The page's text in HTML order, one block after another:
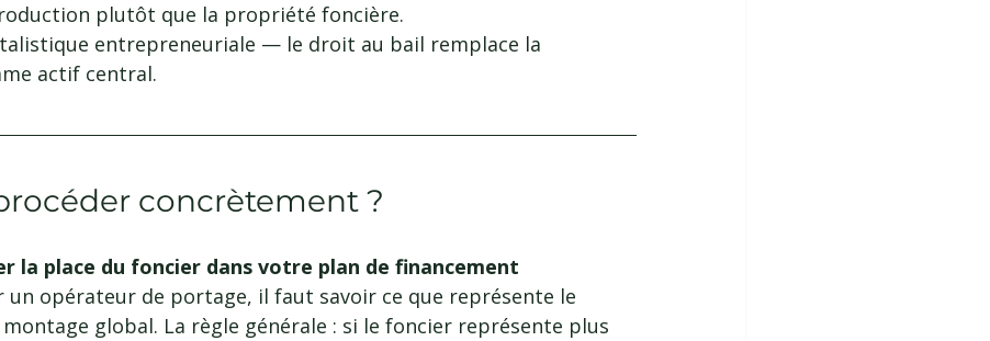
plutôt que la propriété foncière.
entrepreneuriale — le droit au bail remplace la
actif central.
concrètement ?
la place du foncier dans votre plan de financement
un opérateur de portage, il faut savoir ce que représente le
global. La règle générale : si le foncier représente plus